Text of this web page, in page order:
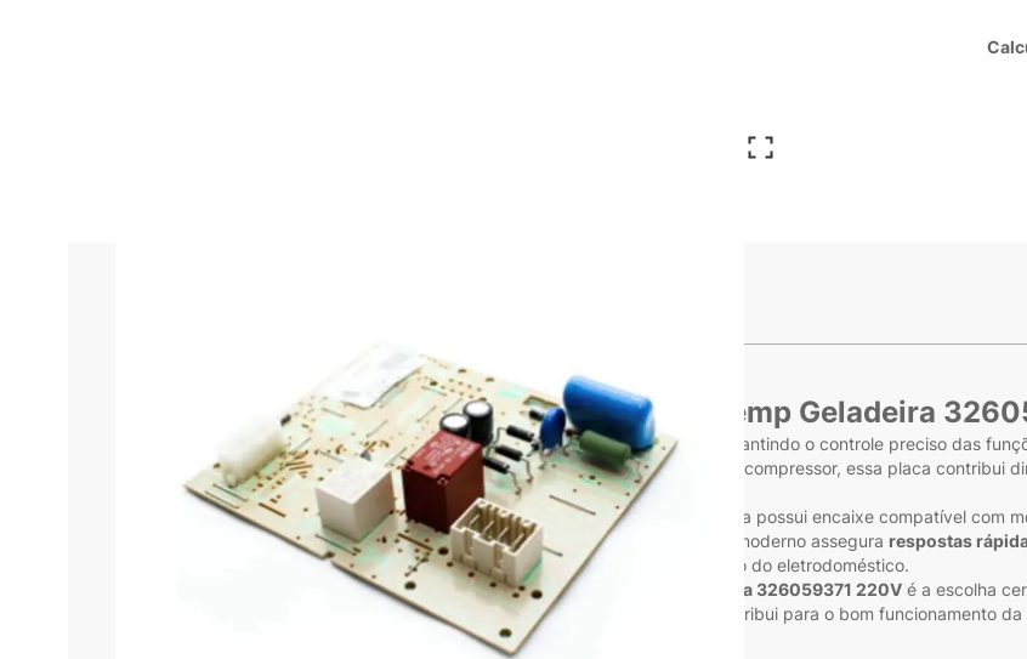
Placa Eletrônica Brastemp Geladeira
Componente essencial para o funcionamento eficiente do seu refrigerador, garantindo o controle preciso das
Responsável por gerenciar sistemas como temperatura, degelo e operação do compressor, essa placa contribui
funcionamento contínuo da geladeira.
Desenvolvida para ofereceralta durabilidade e desempenho confiável
, a peça possui encaixe compatível com
instalação e proporcionando uma substituição prática. Seu sistema eletrônico moderno assegura respostas
funcionamento e evitando oscilações que possam comprometer o desempenho do eletrodoméstico.
Ideal para quem busca restaurar a eficiência do refrigerador, a
Placa Eletrônica 326059371 220V é a escolha
economia de energia e controle preciso. Invista em um componente que contribui para o bom funcionamento